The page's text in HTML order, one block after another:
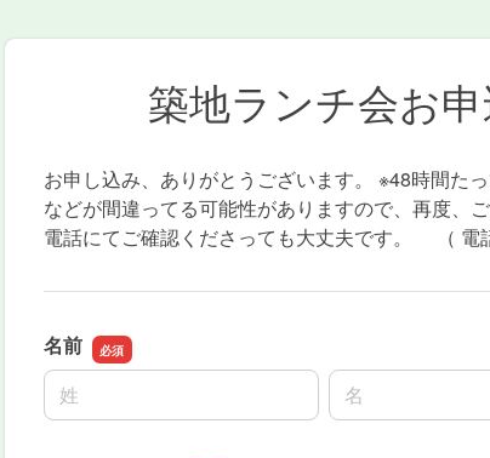
築地ランチ会お
お申し込み、ありがとうございます。 ※48時間た
などが間違ってる可能性がありますので、再度、
電話にてご確認くださっても大丈夫です。 （ 電
名前
名前の姓
名前の名